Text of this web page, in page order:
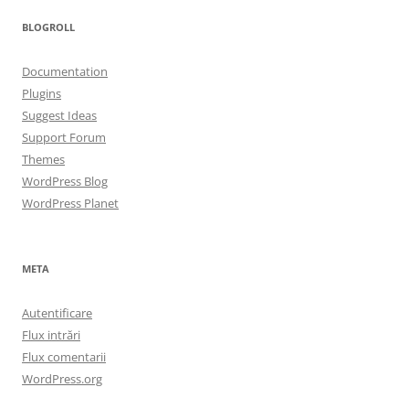
BLOGROLL
Documentation
Plugins
Suggest Ideas
Support Forum
Themes
WordPress Blog
WordPress Planet
META
Autentificare
Flux intrări
Flux comentarii
WordPress.org